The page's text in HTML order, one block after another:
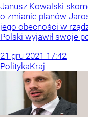
Janusz Kowalski
o zmianie planów
jego obecności w
Polski wyjawił swoje
21 gru 2021 17:42
PolitykaKraj